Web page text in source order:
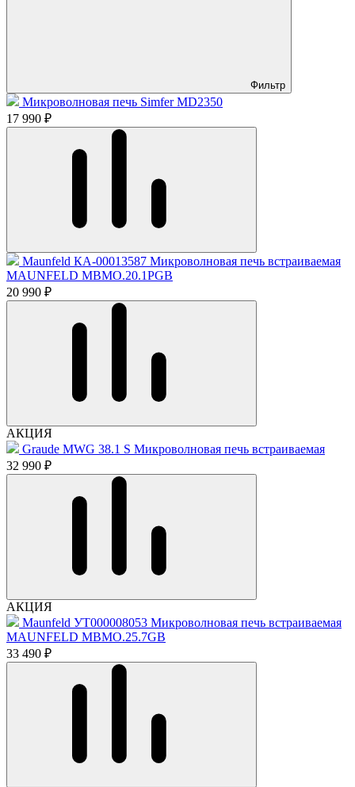
Фильтр
Микроволновая печь Simfer MD2350
17 990 ₽
Maunfeld КА-00013587 Микроволновая печь встраиваемая
MAUNFELD MBMO.20.1PGB
20 990 ₽
АКЦИЯ
Graude MWG 38.1 S Микроволновая печь встраиваемая
32 990 ₽
АКЦИЯ
Maunfeld УТ000008053 Микроволновая печь встраиваемая
MAUNFELD MBMO.25.7GB
33 490 ₽